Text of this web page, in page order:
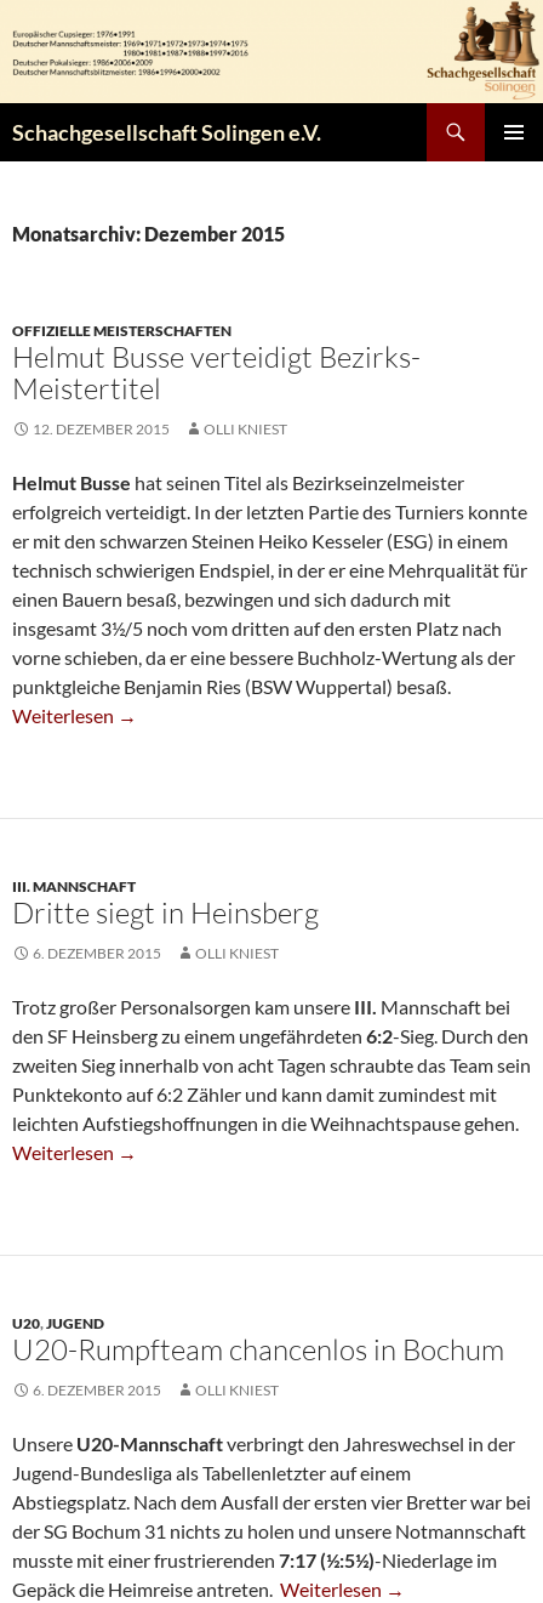
Inhalt
springen
Schachgesellschaft Solingen e.V.
Monatsarchiv: Dezember 2015
OFFIZIELLE MEISTERSCHAFTEN
Helmut Busse verteidigt Bezirks-
Meistertitel
12. DEZEMBER 2015 OLLI KNIEST
Helmut Busse hat seinen Titel als Bezirkseinzelmeister
erfolgreich verteidigt. In der letzten Partie des Turniers konnte
er mit den schwarzen Steinen Heiko Kesseler (ESG) in einem
technisch schwierigen Endspiel, in der er eine Mehrqualität für
einen Bauern besaß, bezwingen und sich dadurch mit
insgesamt 3½/5 noch vom dritten auf den ersten Platz nach
vorne schieben, da er eine bessere Buchholz-Wertung als der
punktgleiche Benjamin Ries (BSW Wuppertal) besaß.
Helmut Busse Verteidigt Bezirks-Meistertitel
Weiterlesen →
III. MANNSCHAFT
Dritte siegt in Heinsberg
6. DEZEMBER 2015 OLLI KNIEST
Trotz großer Personalsorgen kam unsere III. Mannschaft bei
den SF Heinsberg zu einem ungefährdeten 6:2-Sieg. Durch den
zweiten Sieg innerhalb von acht Tagen schraubte das Team sein
Punktekonto auf 6:2 Zähler und kann damit zumindest mit
leichten Aufstiegshoffnungen in die Weihnachtspause gehen.
Dritte Siegt In Heinsberg
Weiterlesen →
U20,JUGEND
U20-Rumpfteam chancenlos in Bochum
6. DEZEMBER 2015 OLLI KNIEST
Unsere U20-Mannschaftverbringt den Jahreswechsel in der
Jugend-Bundesliga als Tabellenletzter auf einem
Abstiegsplatz. Nach dem Ausfall der ersten vier Bretter war bei
der SG Bochum 31 nichts zu holen und unsere Notmannschaft
musste mit einer frustrierenden 7:17 (½:5½)-Niederlage im
Gepäck die Heimreise antreten. U20-Rumpfteam Chancenlos
Weiterlesen →